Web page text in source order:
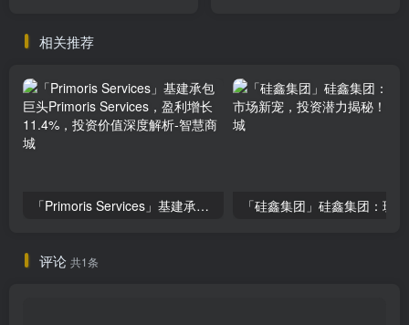
相关推荐
「Primoris Services」基建承包巨头Primoris Services，盈利增长11.4%，投资价值深度解析
评论 共1条